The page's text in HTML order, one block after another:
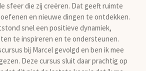
sfeer die zij creëren. Dat geeft ruimte
en nieuwe dingen te ontdekken.
snel een positieve dynamiek,
te inspireren en te ondersteunen.
bij Marcel gevolgd en ben ik mee
Deze cursus sluit daar prachtig op